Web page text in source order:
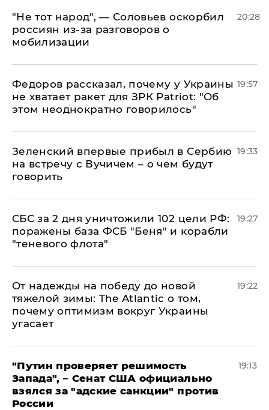
​"Не тот народ", — Соловьев оскорбил
россиян из-за разговоров о
мобилизации
20:28
Федоров рассказал, почему у Украины
не хватает ракет для ЗРК Patriot: "Об
этом неоднократно говорилось"
19:57
Зеленский впервые прибыл в Сербию
на встречу с Вучичем – о чем будут
говорить
19:33
СБС за 2 дня уничтожили 102 цели РФ:
поражены база ФСБ "Беня" и корабли
"теневого флота"
19:27
От надежды на победу до новой
тяжелой зимы: The Atlantic о том,
почему оптимизм вокруг Украины
угасает
19:22
"Путин проверяет решимость
Запада", – Сенат США официально
взялся за "адские санкции" против
России
19:13